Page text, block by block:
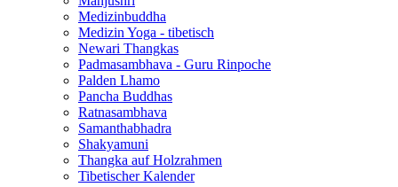
Medizinbuddha
Medizin Yoga - tibetisch
Newari Thangkas
Padmasambhava - Guru Rinpoche
Palden Lhamo
Pancha Buddhas
Ratnasambhava
Samanthabhadra
Shakyamuni
Thangka auf Holzrahmen
Tibetischer Kalender